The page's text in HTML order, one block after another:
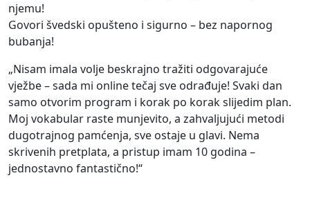
njemu!
Govori švedski opušteno i sigurno – bez napornog
bubanja!
„Nisam imala volje beskrajno tražiti odgovarajuće
vježbe – sada mi online tečaj sve odrađuje! Svaki dan
samo otvorim program i korak po korak slijedim plan.
Moj vokabular raste munjevito, a zahvaljujući metodi
dugotrajnog pamćenja, sve ostaje u glavi. Nema
skrivenih pretplata, a pristup imam 10 godina –
jednostavno fantastično!“